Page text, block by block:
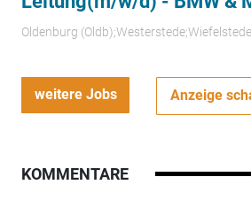
Oldenburg
weitere Jobs Anzeige
KOMMENTARE